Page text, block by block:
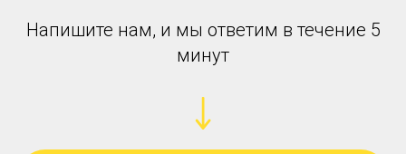
Напишите нам, и мы ответим в течение 5
минут